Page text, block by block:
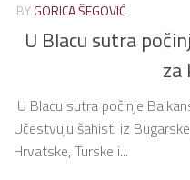
BYGORICA ŠEGOVIĆ
U Blacu sutra
za
U Blacu sutra počinje
Učestvuju šahisti iz
Hrvatske, Turske i...